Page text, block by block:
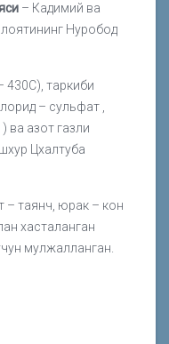
– Кадимий ва
Нуробод
430С), таркиби
– сульфат ,
ва азот газли
Цхалтуба
– таянч, юрак – кон
хасталанган
мулжалланган.